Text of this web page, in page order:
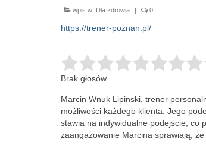
wpis w: Dla zdrowia | 0
https://trener-poznan.pl/
Brak głosów.
Marcin Wnuk Lipinski, trener
możliwości każdego klienta. Jego
stawia na indywidualne podejście, co
zaangażowanie Marcina sprawiają,